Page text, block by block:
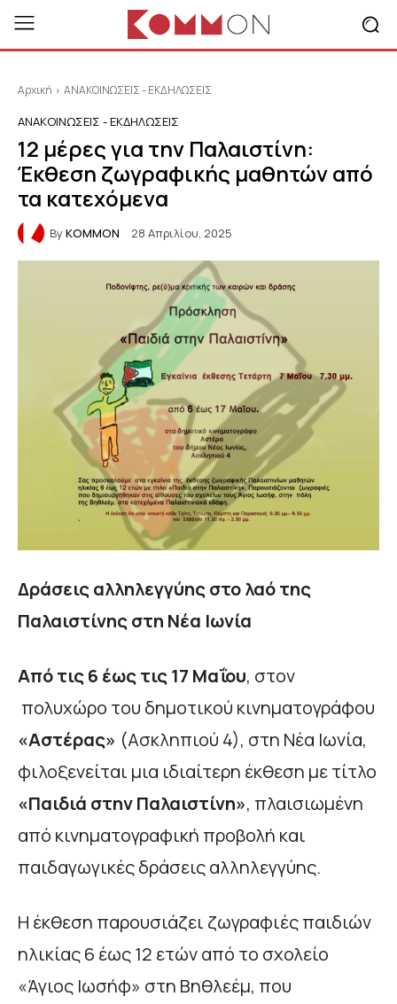
Αρχική ΑΝΑΚΟΙΝΩΣΕΙΣ - ΕΚΔΗΛΩΣΕΙΣ
ΑΝΑΚΟΙΝΩΣΕΙΣ - ΕΚΔΗΛΩΣΕΙΣ
12 μέρες για την Παλαιστίνη:
Έκθεση ζωγραφικής μαθητών από
τα κατεχόμενα
ByKOMMON 28 Απριλίου, 2025
Δράσεις αλληλεγγύης στο λαό της
Παλαιστίνης στη Νέα Ιωνία
Από τις 6 έως τις 17 Μαΐου, στον
πολυχώρο του δημοτικού κινηματογράφου
«Αστέρας» (Ασκληπιού 4), στη Νέα Ιωνία,
φιλοξενείται μια ιδιαίτερη έκθεση με τίτλο
«Παιδιά στην Παλαιστίνη», πλαισιωμένη
από κινηματογραφική προβολή και
παιδαγωγικές δράσεις αλληλεγγύης.
Η έκθεση παρουσιάζει ζωγραφιές παιδιών
ηλικίας 6 έως 12 ετών από το σχολείο
«Άγιος Ιωσήφ» στη Βηθλεέμ, που